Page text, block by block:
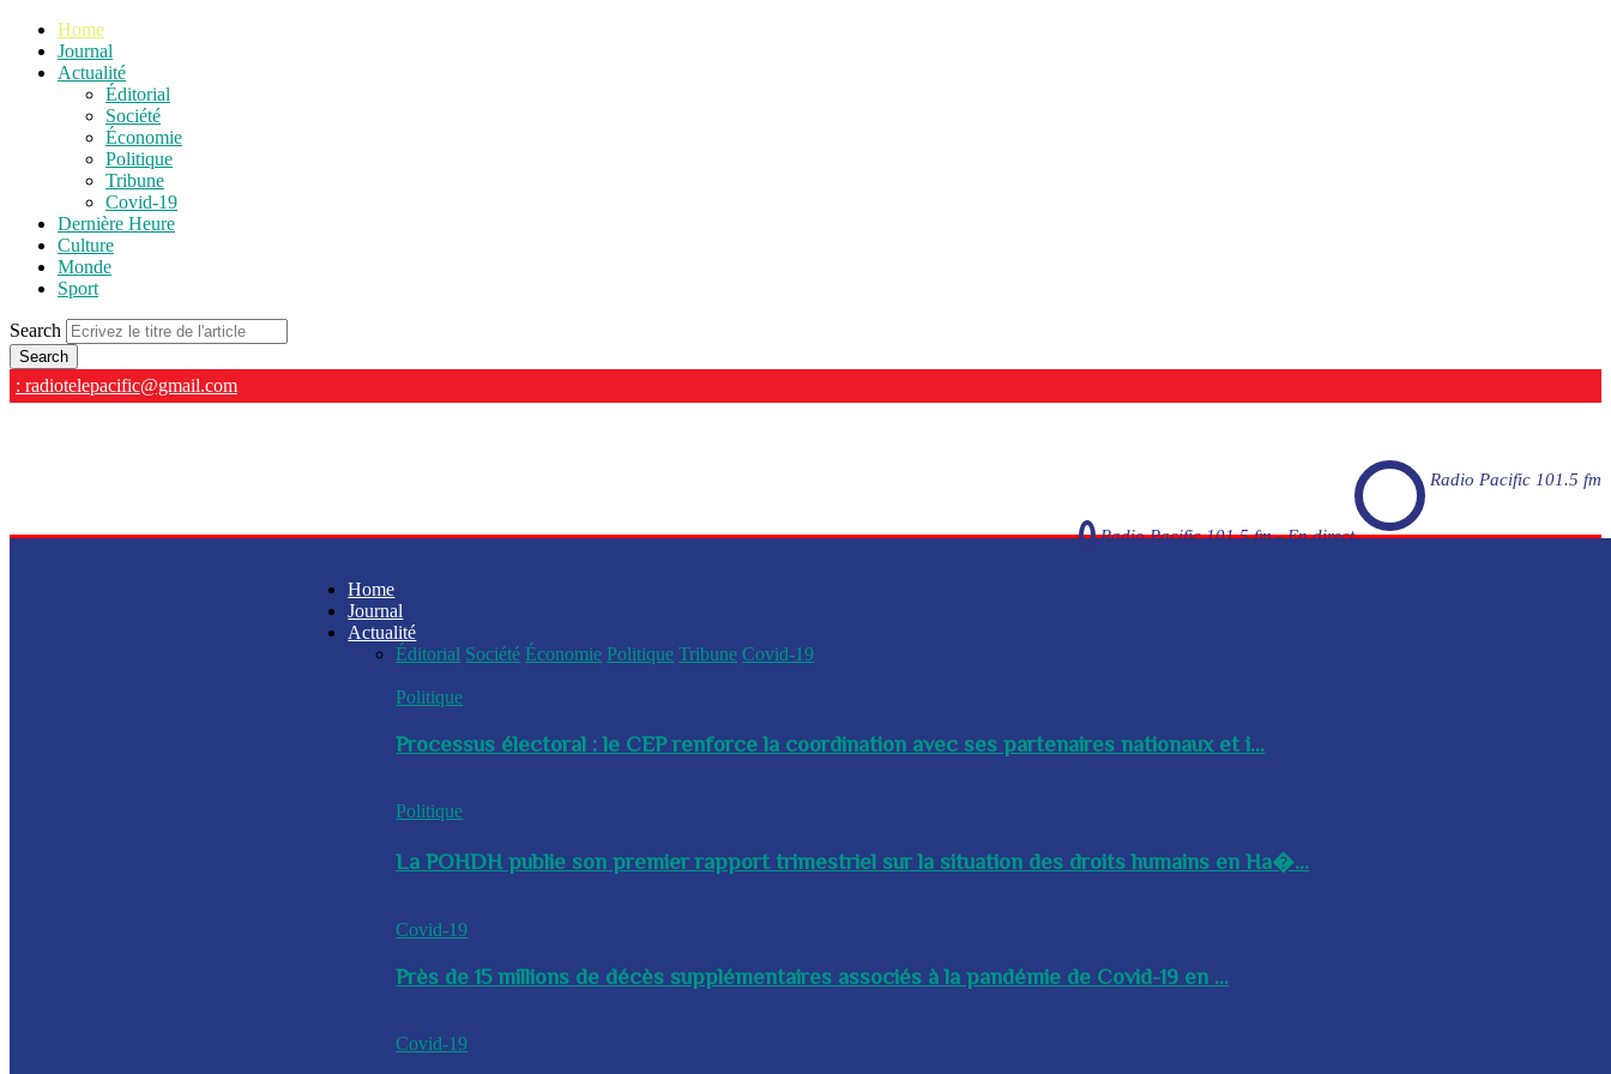
Home
Journal
Actualité
Éditorial
Société
Économie
Politique
Tribune
Covid-19
Dernière Heure
Culture
Monde
Sport
Search
: radiotelepacific@gmail.com
Radio Pacific 101.5 fm
Radio Pacific 101.5 fm - En direct
Home
Journal
Actualité
Éditorial Société Économie Politique Tribune Covid-19
Politique
Processus électoral : le CEP renforce la coordination avec ses partenaires nationaux et i...
Politique
La POHDH publie son premier rapport trimestriel sur la situation des droits humains en Ha�...
Covid-19
Près de 15 millions de décès supplémentaires associés à la pandémie de Covid-19 en ...
Covid-19